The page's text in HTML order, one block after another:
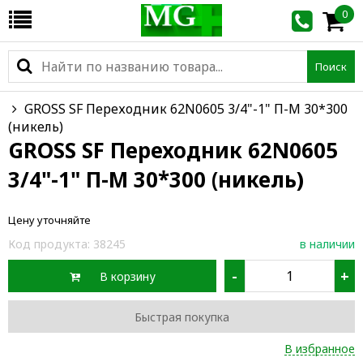
0
Поиск
GROSS SF Переходник 62N0605 3/4"-1" П-М 30*300
(никель)
GROSS SF Переходник 62N0605
3/4"-1" П-М 30*300 (никель)
Цену уточняйте
Код продукта: 38245 в наличии
В корзину - +
Быстрая покупка
В избранное